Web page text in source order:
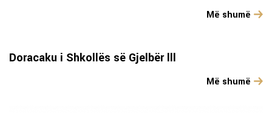
Më shumë
Doracaku i Shkollës së Gjelbër lll
Më shumë